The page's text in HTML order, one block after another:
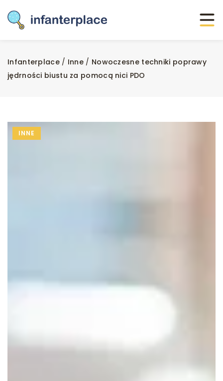
Infanterplace/ Inne / Nowoczesne techniki poprawy
jędrności biustu za pomocą nici PDO
INNE